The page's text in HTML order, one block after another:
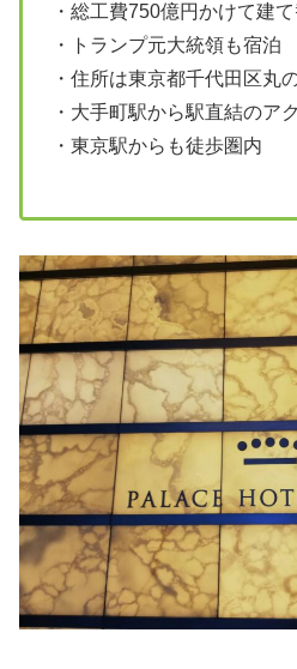
・総工費750億円かけて建て
・トランプ元大統領も宿泊
・住所は東京都千代田区丸
・大手町駅から駅直結のア
・東京駅からも徒歩圏内